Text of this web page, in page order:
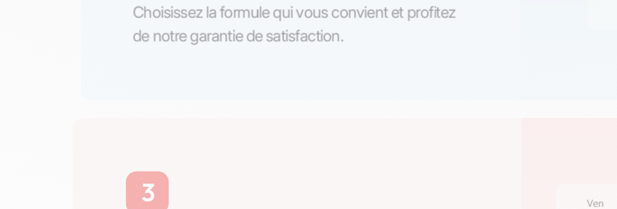
Choisissez la formule qui vous convient et profitez
de notre garantie de satisfaction.
3